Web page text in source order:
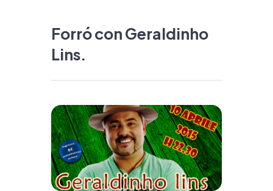
Forró con Geraldinho
Lins.